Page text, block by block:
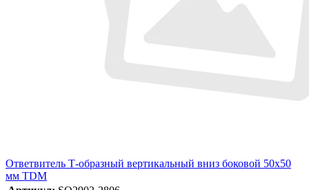
Ответвитель Т-образный вертикальный вниз боковой 50х50
мм TDM